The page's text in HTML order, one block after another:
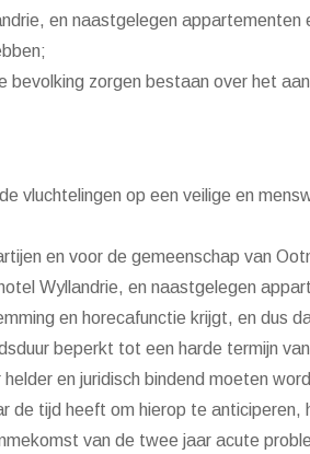
en naastgelegen appartementen
bevolking zorgen bestaan over het
vluchtelingen op een veilige en
en voor de gemeenschap van
Wyllandrie, en naastgelegen
en horecafunctie krijgt, en dus
beperkt tot een harde termijn
helder en juridisch bindend moeten
de tijd heeft om hierop te anticiperen,
van de twee jaar acute